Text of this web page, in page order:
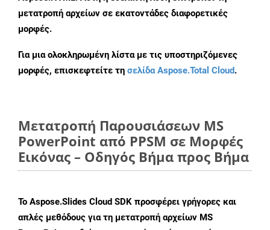
μετατροπή αρχείων σε εκατοντάδες διαφορετικές
μορφές.
Για μια ολοκληρωμένη λίστα με τις υποστηριζόμενες
μορφές, επισκεφτείτε τη σελίδα Aspose.Total Cloud.
Μετατροπή Παρουσιάσεων MS
PowerPoint από PPSM σε Μορφές
Εικόνας – Οδηγός Βήμα προς Βήμα
Το Aspose.Slides Cloud SDK προσφέρει γρήγορες και
απλές μεθόδους για τη μετατροπή αρχείων MS